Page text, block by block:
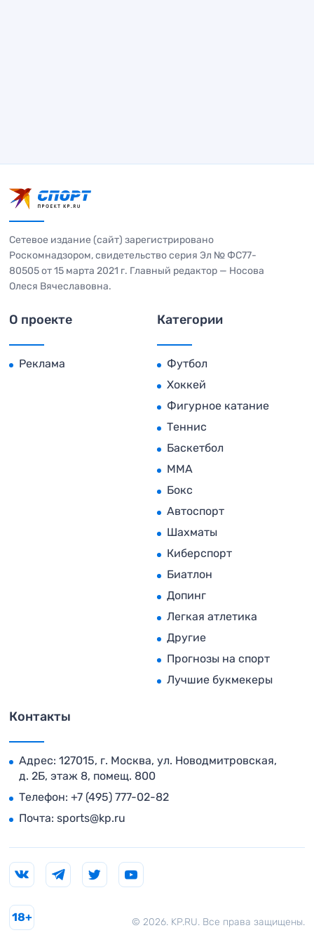
Сетевое издание (сайт) зарегистрировано
Роскомнадзором, свидетельство серия Эл № ФС77-
80505 от 15 марта 2021 г. Главный редактор — Носова
Олеся Вячеславовна.
О проекте
Реклама
Категории
Футбол
Хоккей
Фигурное катание
Теннис
Баскетбол
MMA
Бокс
Автоспорт
Шахматы
Киберспорт
Биатлон
Допинг
Легкая атлетика
Другие
Прогнозы на спорт
Лучшие букмекеры
Контакты
Адрес: 127015, г. Москва, ул. Новодмитровская,
д. 2Б, этаж 8, помещ. 800
Телефон: +7 (495) 777-02-82
Почта: sports@kp.ru
© 2026. KP.RU. Все права защищены.
18+